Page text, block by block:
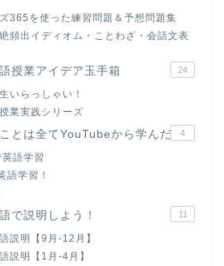
365を使った練習問題＆予想問題集
頻出イディオム・ことわざ・会話文表
授業アイデア玉手箱 24
いらっしゃい！
業実践シリーズ
とは全てYouTubeから学んだ 4
語学習
語学習！
で説明しよう！ 11
説明【9月-12月】
説明【1月-4月】